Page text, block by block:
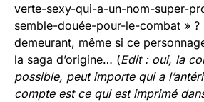
verte-sexy-qui-a-un-nom-super-
semble-douée-pour-le-combat » ?
demeurant, même si ce
la saga d’origine… (Edit : oui, la
possible, peut importe qui a
compte est ce qui est imprimé